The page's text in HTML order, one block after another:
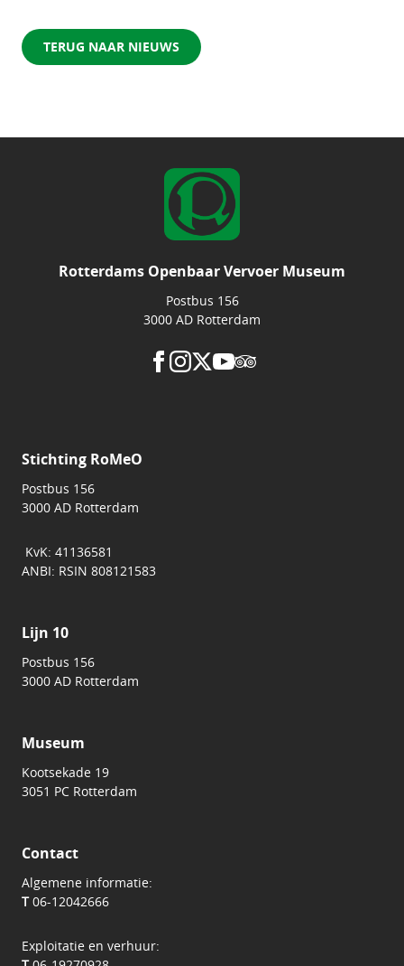
TERUG NAAR NIEUWS
Rotterdams Openbaar Vervoer Museum
Postbus 156
3000 AD Rotterdam
Stichting RoMeO
Postbus 156
3000 AD Rotterdam
KvK: 41136581
ANBI: RSIN 808121583
Lijn 10
Postbus 156
3000 AD Rotterdam
Museum
Kootsekade 19
3051 PC Rotterdam
Contact
Algemene informatie:
T06-12042666
Exploitatie en verhuur: